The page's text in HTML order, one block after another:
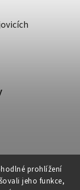
prohlížení
jeho funkce,